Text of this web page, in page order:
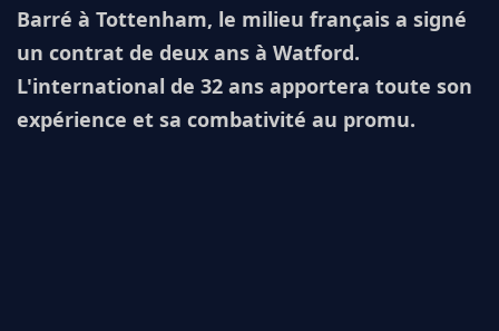
Barré à Tottenham, le milieu français a signé
un contrat de deux ans à Watford.
L'international de 32 ans apportera toute son
expérience et sa combativité au promu.